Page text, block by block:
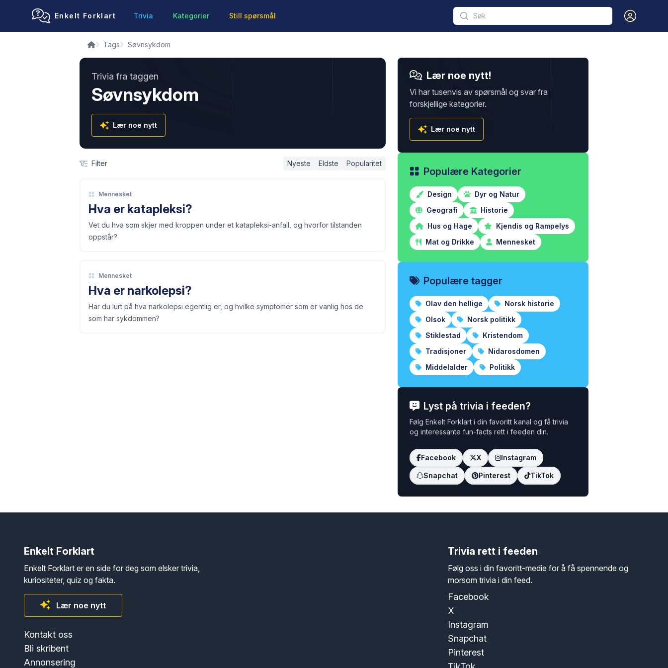
Enkelt Forklart Trivia Kategorier Still spørsmål Open user
Tags Søvnsykdom
Trivia fra taggen
Søvnsykdom
Lær noe nytt
Filter Nyeste Eldste Popularitet
Mennesket
Hva er katapleksi?
Vet du hva som skjer med kroppen under et katapleksi-anfall, og hvorfor tilstanden
oppstår?
Mennesket
Hva er narkolepsi?
Har du lurt på hva narkolepsi egentlig er, og hvilke symptomer som er vanlig hos de
som har sykdommen?
Lær noe nytt!
Vi har tusenvis av spørsmål og svar fra
forskjellige kategorier.
Lær noe nytt
Populære Kategorier
Design
Dyr og Natur
Geografi
Historie
Hus og Hage
Kjendis og Rampelys
Mat og Drikke
Mennesket
Populære tagger
Olav den hellige
Norsk historie
Olsok
Norsk politikk
Stiklestad
Kristendom
Tradisjoner
Nidarosdomen
Middelalder
Politikk
Lyst på trivia i feeden?
Følg Enkelt Forklart i din favoritt kanal og få trivia
og interessante fun-facts rett i feeden din.
Facebook X Instagram
Snapchat Pinterest TikTok
Enkelt Forklart
Enkelt Forklart er en side for deg som elsker trivia,
kuriositeter, quiz og fakta.
Lær noe nytt
Kontakt oss
Bli skribent
Annonsering
Trivia rett i feeden
Følg oss i din favoritt-medie for å få spennende og
morsom trivia i din feed.
Facebook
X
Instagram
Snapchat
Pinterest